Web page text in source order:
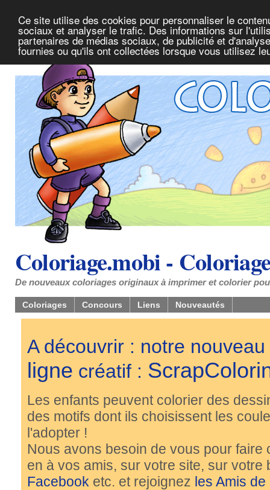
Ce site utilise des cookies pour personnaliser le
sociaux et analyser le trafic. Des informations sur
partenaires de médias sociaux, de publicité et
fournies ou qu'ils ont collectées lorsque vous utilisez
Coloriage.mobi -
De nouveaux coloriages originaux à imprimer et colorier
Coloriages Concours Liens Nouveautés
A découvrir : notre
ligne créatif :
Les enfants peuvent colorier des
des motifs dont ils choisissent les
l'adopter !
Nous avons besoin de vous pour
en à vos amis, sur votre site, sur
Facebook etc. et rejoignez les Amis